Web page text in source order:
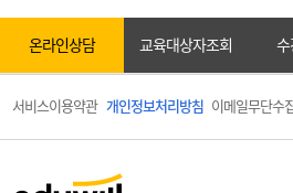
온라인상담 교육대상자조회 수
서비스이용약관 개인정보처리방침 이메일무단수